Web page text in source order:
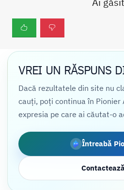
VREI UN RĂSPUNS
Dacă rezultatele din site nu
cauți, poți continua în Pionier
expresia pe care ai căutat-o
Întreabă